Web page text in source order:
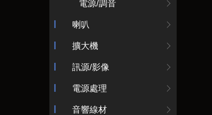
電源/調音
喇叭
擴大機
訊源/影像
電源處理
音響線材